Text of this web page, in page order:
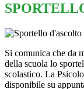
Si comunica che da
della scuola lo
scolastico. La
disponibile su